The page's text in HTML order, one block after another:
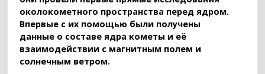
околокометного пространства перед ядром.
Впервые с их помощью были получены
данные о составе ядра кометы и её
взаимодействии с магнитным полем и
солнечным ветром.